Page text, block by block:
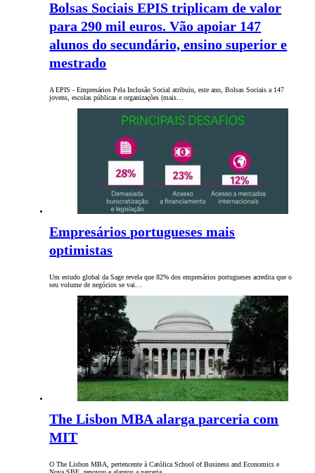
Bolsas Sociais EPIS triplicam de valor
para 290 mil euros. Vão apoiar 147
alunos do secundário, ensino superior e
mestrado
A EPIS - Empresários Pela Inclusão Social atribuiu, este ano, Bolsas Sociais a 147
jovens, escolas públicas e organizações (mais…
Empresários portugueses mais
optimistas
Um estudo global da Sage revela que 82% dos empresários portugueses acredita que o
seu volume de negócios se vai…
The Lisbon MBA alarga parceria com
MIT
O The Lisbon MBA, pertencente à Católica School of Business and Economics e